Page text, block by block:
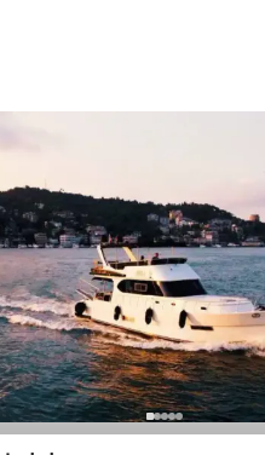
Tagesvermietungen gilt die